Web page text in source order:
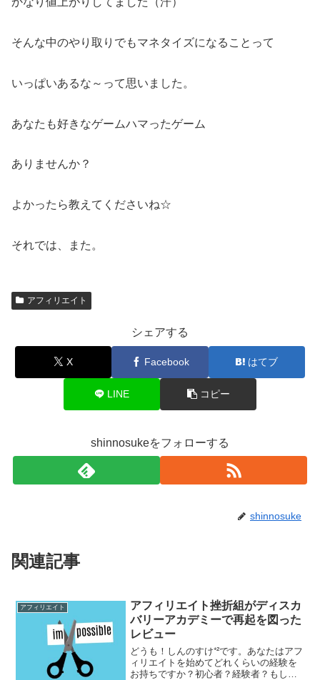
そんな中のやり取りでもマネタイズになることって
いっぱいあるな～って思いました。
あなたも好きなゲームハマったゲーム
ありませんか？
よかったら教えてくださいね☆
それでは、また。
アフィリエイト
シェアする
X Facebook はてブ
LINE コピー
shinnosukeをフォローする
shinnosuke
関連記事
アフィリエイト
アフィリエイト挫折組がディスカ
バリーアカデミーで再起を図った
レビュー
どうも！しんのすけ⁺²です。あなたはアフ
ィリエイトを始めてどれくらいの経験を
お持ちですか？初心者？経験者？もしく